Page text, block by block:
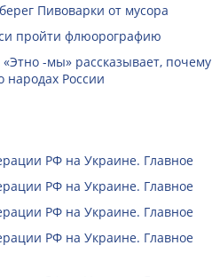
Пивоварки от мусора
пройти флюорографию
-мы» рассказывает,
народах России
РФ на Украине. Главное
РФ на Украине. Главное
РФ на Украине. Главное
РФ на Украине. Главное